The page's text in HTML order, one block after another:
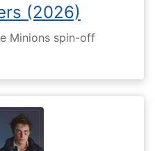
(2026)
Minions spin-off